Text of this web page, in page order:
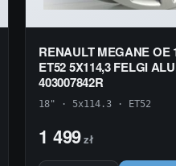
RENAULT MEGANE OE
ET52 5X114,3 FELGI
403007842R
18" · 5x114.3 · ET52
1 499zł